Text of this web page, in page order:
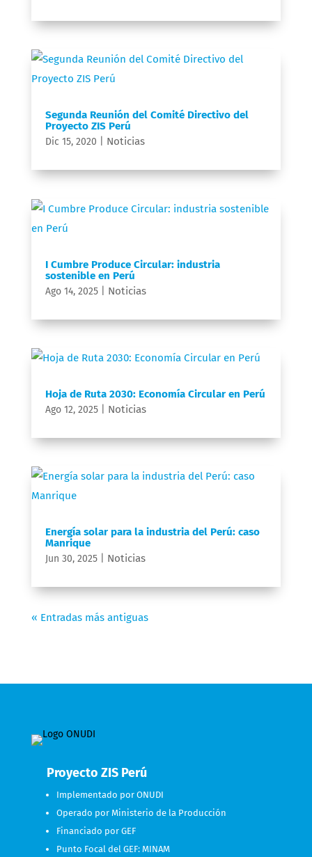
Segunda Reunión del Comité Directivo del
Proyecto ZIS Perú
Dic 15, 2020 Noticias
I Cumbre Produce Circular: industria
sostenible en Perú
Ago 14, 2025| Noticias
Hoja de Ruta 2030: Economía Circular en Perú
Ago 12, 2025| Noticias
Energía solar para la industria del Perú: caso
Manrique
Jun 30, 2025| Noticias
« Entradas más antiguas
Proyecto ZIS Perú
Implementado por ONUDI
Operado por Ministerio de la Producción
Financiado por GEF
Punto Focal del GEF: MINAM